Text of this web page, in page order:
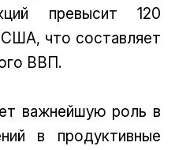
превысит 120
что составляет
ВВП.
важнейшую роль в
в продуктивные